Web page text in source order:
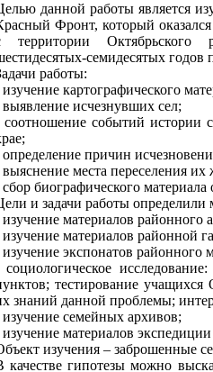
данной работы является
Фронт, который
территории Октябрьского
семидесятых годов
работы:
изучение картографического
выявление исчезнувших сел;
соотношение событий
определение причин
выяснение места переселения их
сбор биографического материала
и задачи работы определили
изучение материалов районного
изучение материалов районной
изучение экспонатов районного
социологическое
тестирование
знаний данной проблемы;
изучение семейных архивов;
изучение материалов
изучения – заброшенные
качестве гипотезы можно